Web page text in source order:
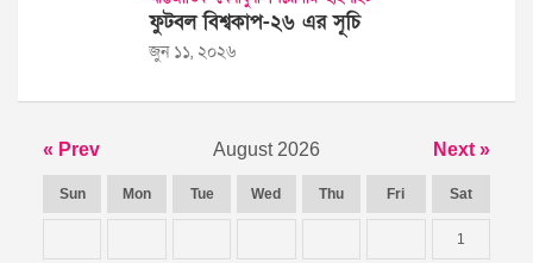
ফুটবল বিশ্বকাপ-২৬ এর সূচি
জুন ১১, ২০২৬
« Prev August 2026 Next »
Sun Mon Tue Wed Thu Fri Sat
1